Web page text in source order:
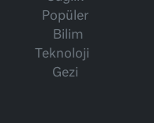
Popüler
Bilim
Teknoloji
Gezi